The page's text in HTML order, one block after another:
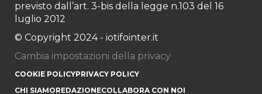
previsto dall’art. 3-bis della legge n.103 del 16
luglio 2012
© Copyright 2024 - iotifointer.it
Cambia impostazioni della privacy
COOKIE POLICYPRIVACY POLICY
CHI SIAMOREDAZIONECOLLABORA CON NOI